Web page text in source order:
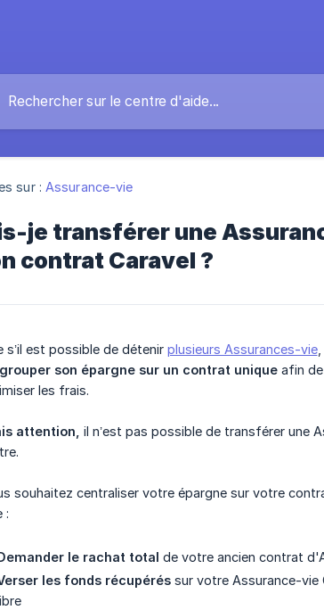
sur : Assurance-vie
je transférer une
contrat Caravel ?
s’il est possible de détenir plusieurs Assurances-vie,
son épargne sur un contrat uniqueafin de
les frais.
attention, il n’est pas possible de transférer une
souhaitez centraliser votre épargne sur votre
:
le rachat total de votre ancien contrat
les fonds récupéréssur votre Assurance-vie